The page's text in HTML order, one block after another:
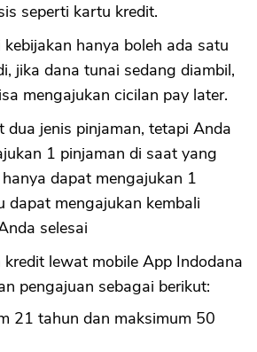
seperti kartu kredit.
hanya boleh ada satu
jika dana tunai sedang diambil,
mengajukan cicilan pay later.
dua jenis pinjaman, tetapi Anda
1 pinjaman di saat yang
dapat mengajukan 1
dapat mengajukan kembali
selesai
kredit lewat mobile App Indodana
pengajuan sebagai berikut:
21 tahun dan maksimum 50